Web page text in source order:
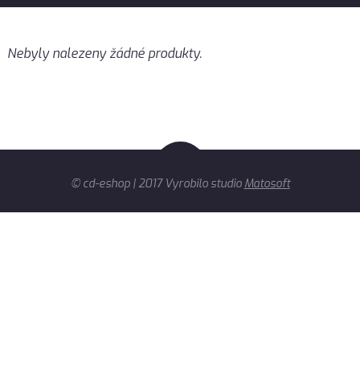
Nebyly nalezeny žádné produkty.
© cd-eshop | 2017 Vyrobilo studio Matosoft